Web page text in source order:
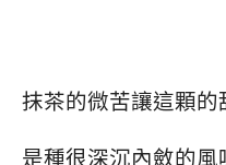
抹茶的微苦讓這顆的
是種很深沉內斂的風